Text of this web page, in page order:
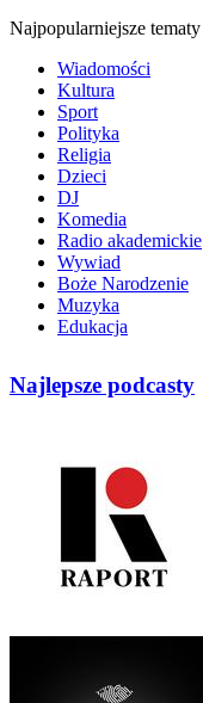
Najpopularniejsze tematy
Wiadomości
Kultura
Sport
Polityka
Religia
Dzieci
DJ
Komedia
Radio akademickie
Wywiad
Boże Narodzenie
Muzyka
Edukacja
Najlepsze podcasty